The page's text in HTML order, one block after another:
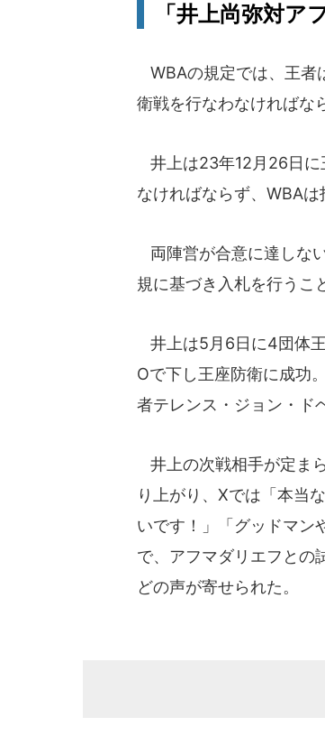
「井上尚弥対ア
WBAの規定では、王者
衛戦を行なわなければな
井上は23年12月26日に
なければならず、WBAは
両陣営が合意に達しな
規に基づき入札を行うこ
井上は5月6日に4団体
Oで下し王座防衛に成功
者テレンス・ジョン・ド
井上の次戦相手が定ま
り上がり、Xでは「本当
いです！」「グッドマン
で、アフマダリエフとの
どの声が寄せられた。